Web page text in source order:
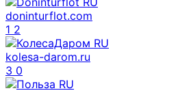
doninturflot.com
1 2
kolesa-darom.ru
3 0